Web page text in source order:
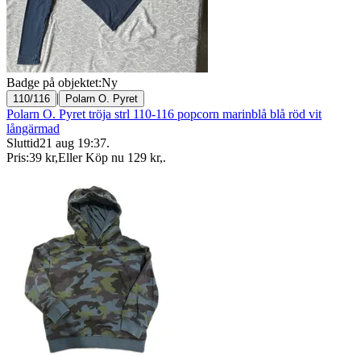
Badge på objektet:Ny
110/116 | Polarn O. Pyret
Polarn O. Pyret tröja strl 110-116 popcorn marinblå blå röd vit
långärmad
Sluttid21 aug 19:37.
Pris:39 kr,Eller Köp nu 129 kr,.